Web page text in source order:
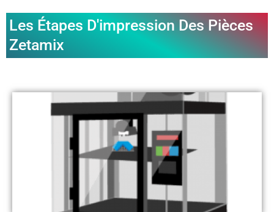
Les Étapes D'impression Des Pièces
Zetamix